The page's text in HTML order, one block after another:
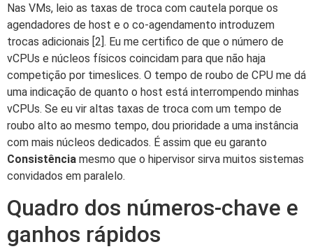
Nas VMs, leio as taxas de troca com cautela porque os
agendadores de host e o co-agendamento introduzem
trocas adicionais [2]. Eu me certifico de que o número de
vCPUs e núcleos físicos coincidam para que não haja
competição por timeslices. O tempo de roubo de CPU me dá
uma indicação de quanto o host está interrompendo minhas
vCPUs. Se eu vir altas taxas de troca com um tempo de
roubo alto ao mesmo tempo, dou prioridade a uma instância
com mais núcleos dedicados. É assim que eu garanto
Consistência mesmo que o hipervisor sirva muitos sistemas
convidados em paralelo.
Quadro dos números-chave e
ganhos rápidos